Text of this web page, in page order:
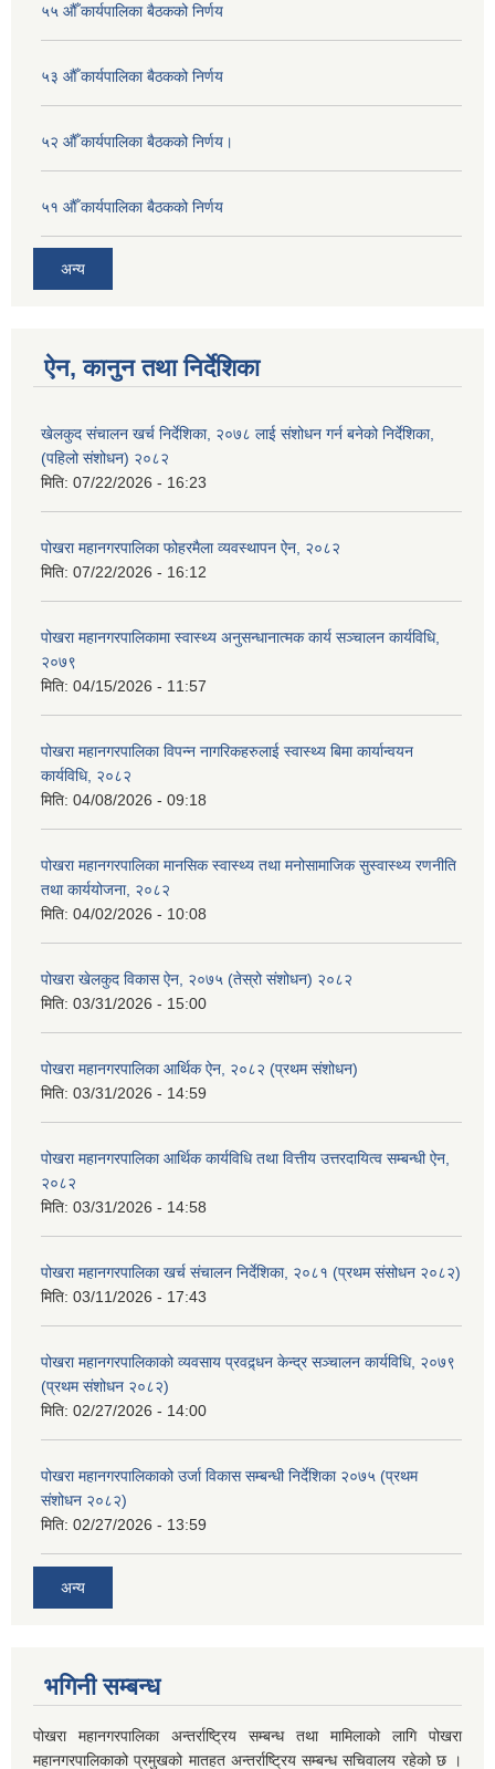
५५ औँ कार्यपालिका बैठकको निर्णय
५३ औँ कार्यपालिका बैठकको निर्णय
५२ औँ कार्यपालिका बैठकको निर्णय।
५१ औँ कार्यपालिका बैठकको निर्णय
अन्य
ऐन, कानुन तथा निर्देशिका
खेलकुद संचालन खर्च निर्देशिका, २०७८ लाई संशोधन गर्न बनेको निर्देशिका,
(पहिलो संशोधन) २०८२
मिति: 07/22/2026 - 16:23
पोखरा महानगरपालिका फोहरमैला व्यवस्थापन ऐन, २०८२
मिति: 07/22/2026 - 16:12
पोखरा महानगरपालिकामा स्वास्थ्य अनुसन्धानात्मक कार्य सञ्चालन कार्यविधि,
२०७९
मिति: 04/15/2026 - 11:57
पोखरा महानगरपालिका विपन्न नागरिकहरुलाई स्वास्थ्य बिमा कार्यान्वयन
कार्यविधि, २०८२
मिति: 04/08/2026 - 09:18
पोखरा महानगरपालिका मानसिक स्वास्थ्य तथा मनोसामाजिक सुस्वास्थ्य रणनीति
तथा कार्ययोजना, २०८२
मिति: 04/02/2026 - 10:08
पोखरा खेलकुद विकास ऐन, २०७५ (तेस्रो संशोधन) २०८२
मिति: 03/31/2026 - 15:00
पोखरा महानगरपालिका आर्थिक ऐन, २०८२ (प्रथम संशोधन)
मिति: 03/31/2026 - 14:59
पोखरा महानगरपालिका आर्थिक कार्यविधि तथा वित्तीय उत्तरदायित्व सम्बन्धी ऐन,
२०८२
मिति: 03/31/2026 - 14:58
पोखरा महानगरपालिका खर्च संचालन निर्देशिका, २०८१ (प्रथम संसोधन २०८२)
मिति: 03/11/2026 - 17:43
पोखरा महानगरपालिकाको व्यवसाय प्रवद्र्धन केन्द्र सञ्चालन कार्यविधि, २०७९
(प्रथम संशोधन २०८२)
मिति: 02/27/2026 - 14:00
पोखरा महानगरपालिकाको उर्जा विकास सम्बन्धी निर्देशिका २०७५ (प्रथम
संशोधन २०८२)
मिति: 02/27/2026 - 13:59
अन्य
भगिनी सम्बन्ध
पोखरा महानगरपालिका अन्तर्राष्ट्रिय सम्बन्ध तथा मामिलाको लागि पोखरा
महानगरपालिकाको प्रमुखको मातहत अन्तर्राष्ट्रिय सम्बन्ध सचिवालय रहेको छ ।